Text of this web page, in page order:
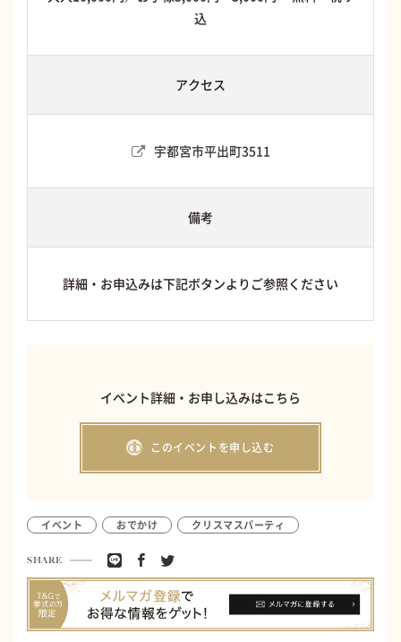
込
アクセス
宇都宮市平出町3511
備考
詳細・お申込みは下記ボタンよりご参照ください
イベント詳細・お申し込みはこちら
このイベントを申し込む
イベント おでかけ クリスマスパーティ
SHARE